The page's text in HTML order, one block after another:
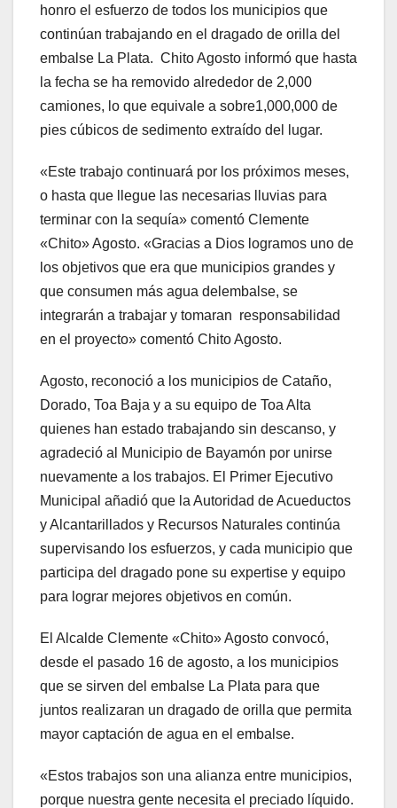
honro el esfuerzo de todos los municipios que
continúan trabajando en el dragado de orilla del
embalse La Plata. Chito Agosto informó que hasta
la fecha se ha removido alrededor de 2,000
camiones, lo que equivale a sobre1,000,000 de
pies cúbicos de sedimento extraído del lugar.
«Este trabajo continuará por los próximos meses,
o hasta que llegue las necesarias lluvias para
terminar con la sequía» comentó Clemente
«Chito» Agosto. «Gracias a Dios logramos uno de
los objetivos que era que municipios grandes y
que consumen más agua delembalse, se
integrarán a trabajar y tomaran responsabilidad
en el proyecto» comentó Chito Agosto.
Agosto, reconoció a los municipios de Cataño,
Dorado, Toa Baja y a su equipo de Toa Alta
quienes han estado trabajando sin descanso, y
agradeció al Municipio de Bayamón por unirse
nuevamente a los trabajos. El Primer Ejecutivo
Municipal añadió que la Autoridad de Acueductos
y Alcantarillados y Recursos Naturales continúa
supervisando los esfuerzos, y cada municipio que
participa del dragado pone su expertise y equipo
para lograr mejores objetivos en común.
El Alcalde Clemente «Chito» Agosto convocó,
desde el pasado 16 de agosto, a los municipios
que se sirven del embalse La Plata para que
juntos realizaran un dragado de orilla que permita
mayor captación de agua en el embalse.
«Estos trabajos son una alianza entre municipios,
porque nuestra gente necesita el preciado líquido.